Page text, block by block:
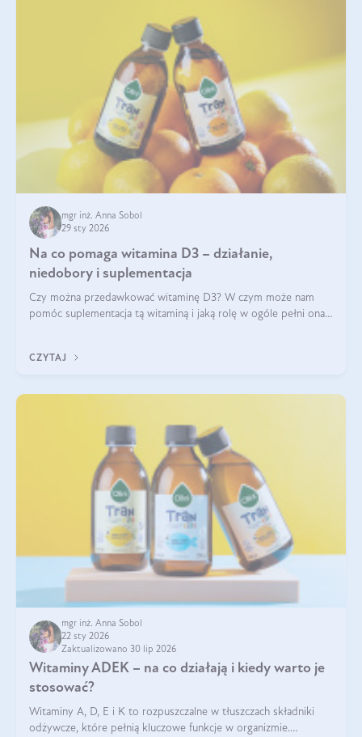
mgr inż. Anna Sobol
29 sty 2026
Na co pomaga witamina D3 – działanie,
niedobory i suplementacja
Czy można przedawkować witaminę D3? W czym może nam
pomóc suplementacja tą witaminą i jaką rolę w ogóle pełni ona
robić?
CZYTAJ
mgr inż. Anna Sobol
22 sty 2026
Zaktualizowano 30 lip 2026
Witaminy ADEK – na co działają i kiedy warto je
stosować?
Witaminy A, D, E i K to rozpuszczalne w tłuszczach składniki
odżywcze, które pełnią kluczowe funkcje w organizmie.